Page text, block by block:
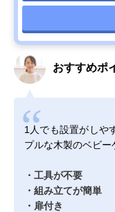
おすすめポ
1人でも設置がしや
プルな木製のベビー
・工具が不要
・組み立てが簡単
・扉付き